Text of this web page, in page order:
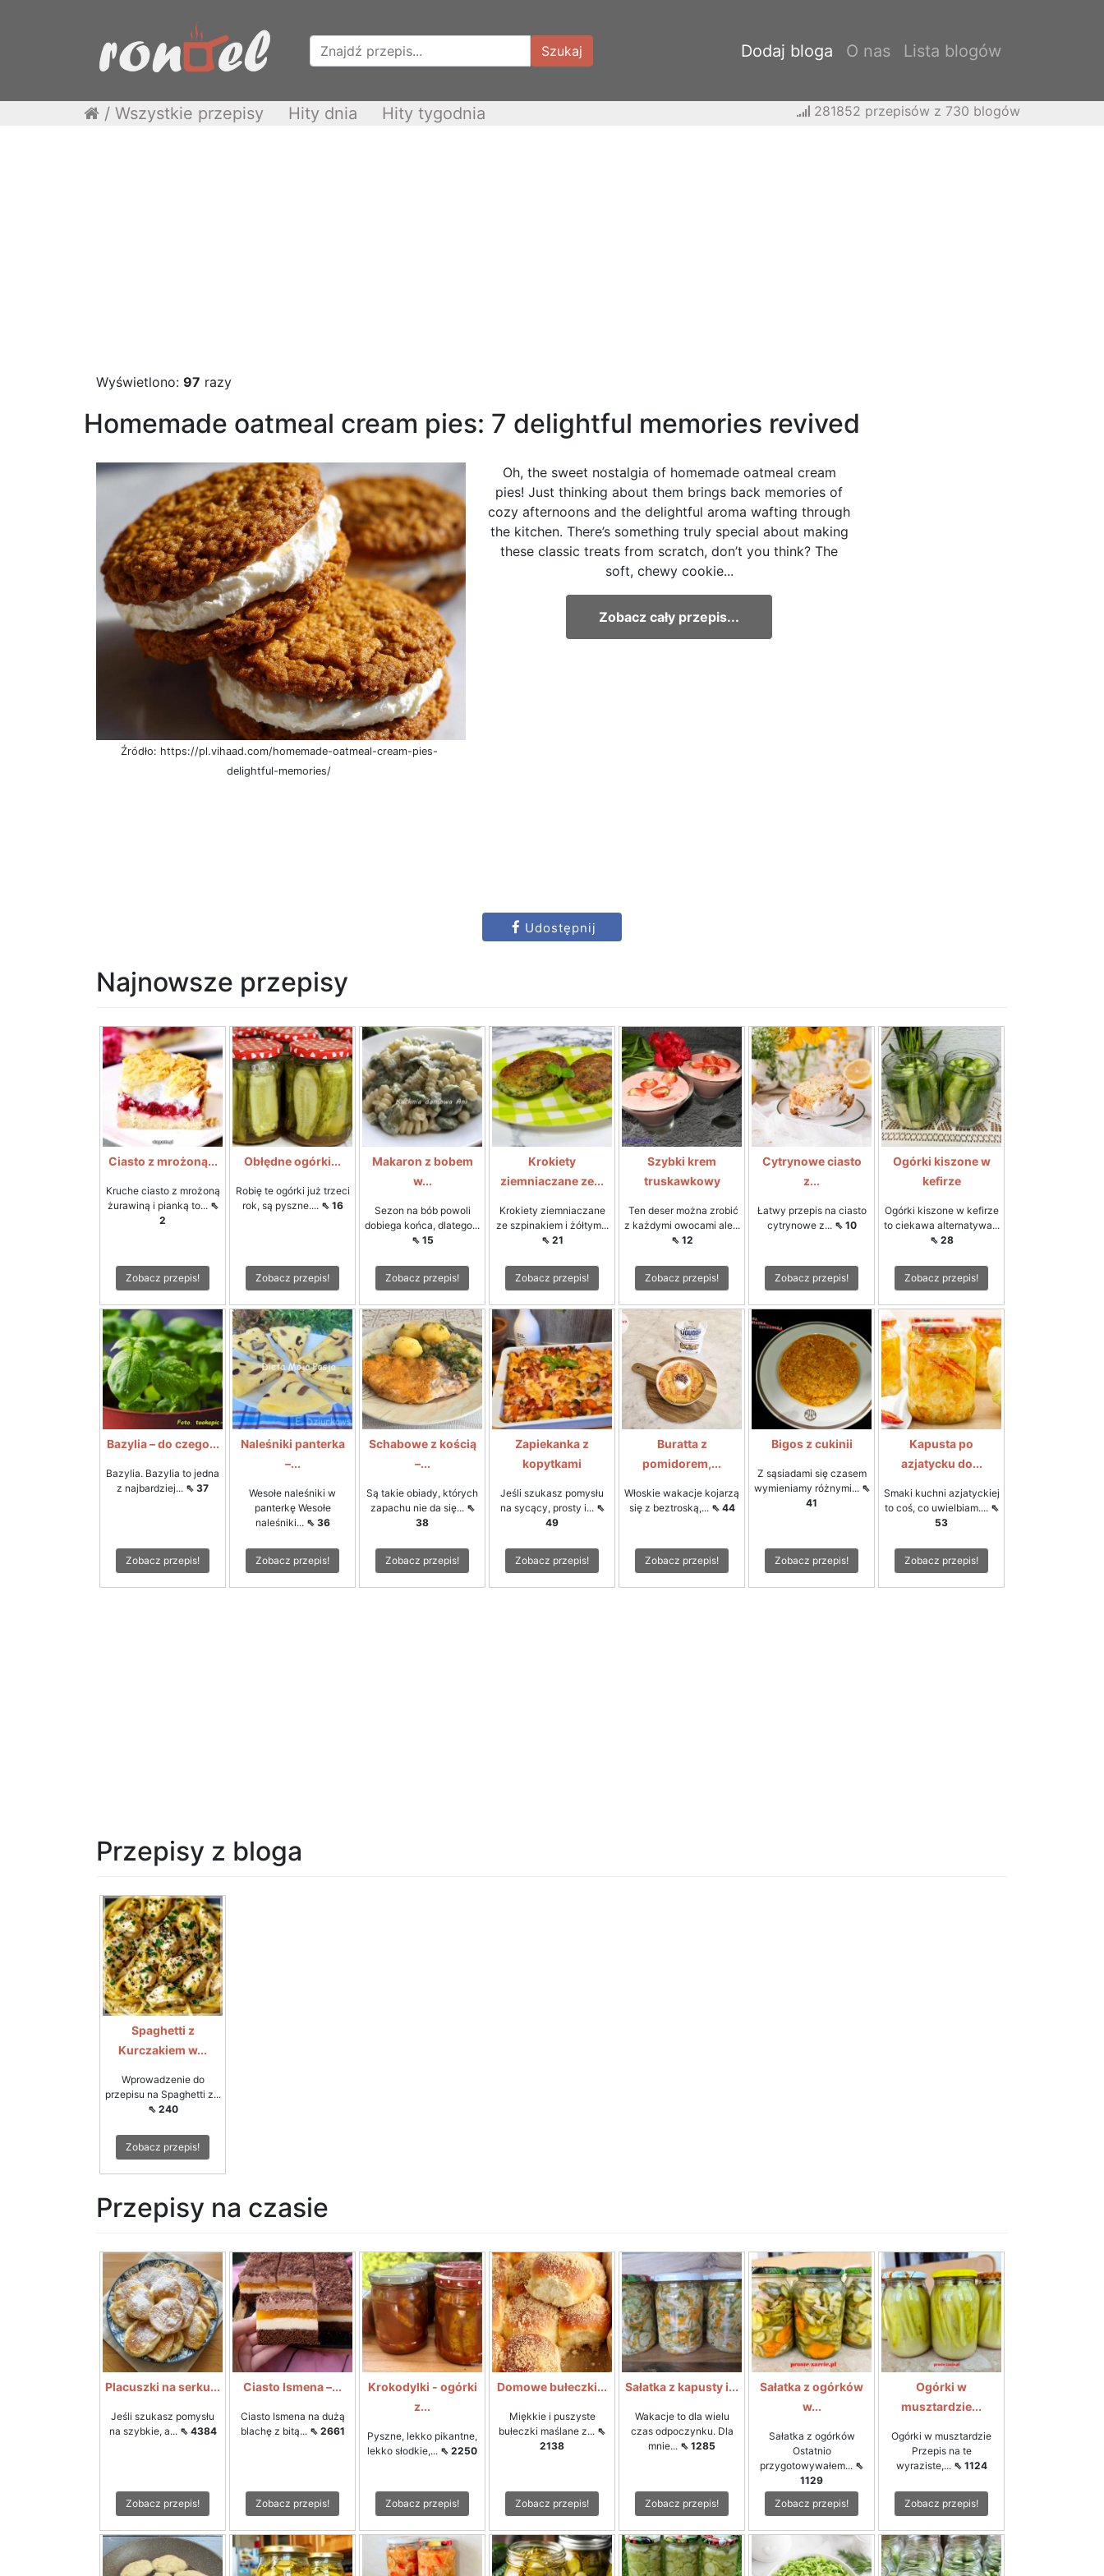
Szukaj Dodaj bloga O nas Lista blogów
/ Wszystkie przepisy Hity dnia Hity tygodnia 281852 przepisów z 730 blogów
Wyświetlono: 97 razy
Homemade oatmeal cream pies: 7 delightful memories revived
Źródło: https://pl.vihaad.com/homemade-oatmeal-cream-pies-
delightful-memories/
Oh, the sweet nostalgia of homemade oatmeal cream
pies! Just thinking about them brings back memories of
cozy afternoons and the delightful aroma wafting through
the kitchen. There’s something truly special about making
these classic treats from scratch, don’t you think? The
soft, chewy cookie...
Zobacz cały przepis...
Udostępnij
Najnowsze przepisy
Ciasto z mrożoną...
Kruche ciasto z mrożoną
żurawiną i pianką to... ⇖
2
Zobacz przepis!
Obłędne ogórki...
Robię te ogórki już trzeci
rok, są pyszne.... ⇖ 16
Zobacz przepis!
Makaron z bobem
w...
Sezon na bób powoli
dobiega końca, dlatego...
⇖ 15
Zobacz przepis!
Krokiety
ziemniaczane ze...
Krokiety ziemniaczane
ze szpinakiem i żółtym...
⇖ 21
Zobacz przepis!
Szybki krem
truskawkowy
Ten deser można zrobić
z każdymi owocami ale...
⇖ 12
Zobacz przepis!
Cytrynowe ciasto
z...
Łatwy przepis na ciasto
cytrynowe z... ⇖ 10
Zobacz przepis!
Ogórki kiszone w
kefirze
Ogórki kiszone w kefirze
to ciekawa alternatywa...
⇖ 28
Zobacz przepis!
Bazylia – do czego...
Bazylia. Bazylia to jedna
z najbardziej... ⇖ 37
Zobacz przepis!
Naleśniki panterka
–...
Wesołe naleśniki w
panterkę Wesołe
naleśniki... ⇖ 36
Zobacz przepis!
Schabowe z kością
–...
Są takie obiady, których
zapachu nie da się... ⇖
38
Zobacz przepis!
Zapiekanka z
kopytkami
Jeśli szukasz pomysłu
na sycący, prosty i... ⇖
49
Zobacz przepis!
Buratta z
pomidorem,...
Włoskie wakacje kojarzą
się z beztroską,... ⇖ 44
Zobacz przepis!
Bigos z cukinii
Z sąsiadami się czasem
wymieniamy różnymi... ⇖
41
Zobacz przepis!
Kapusta po
azjatycku do...
Smaki kuchni azjatyckiej
to coś, co uwielbiam.... ⇖
53
Zobacz przepis!
Przepisy z bloga
Spaghetti z
Kurczakiem w...
Wprowadzenie do
przepisu na Spaghetti z...
⇖ 240
Zobacz przepis!
Przepisy na czasie
Placuszki na serku...
Jeśli szukasz pomysłu
na szybkie, a... ⇖ 4384
Zobacz przepis!
Ciasto Ismena –...
Ciasto Ismena na dużą
blachę z bitą... ⇖ 2661
Zobacz przepis!
Krokodylki - ogórki
z...
Pyszne, lekko pikantne,
lekko słodkie,... ⇖ 2250
Zobacz przepis!
Domowe bułeczki...
Miękkie i puszyste
bułeczki maślane z... ⇖
2138
Zobacz przepis!
Sałatka z kapusty i...
Wakacje to dla wielu
czas odpoczynku. Dla
mnie... ⇖ 1285
Zobacz przepis!
Sałatka z ogórków
w...
Sałatka z ogórków
Ostatnio
przygotowywałem... ⇖
1129
Zobacz przepis!
Ogórki w
musztardzie...
Ogórki w musztardzie
Przepis na te
wyraziste,... ⇖ 1124
Zobacz przepis!